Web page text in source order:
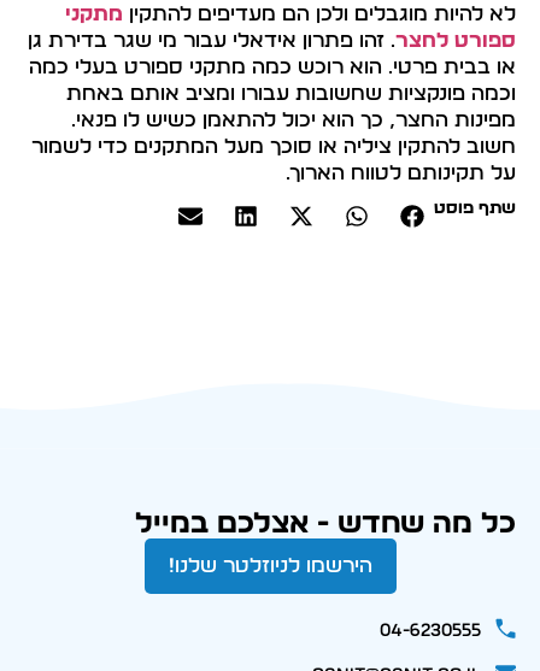
לא להיות מוגבלים ולכן הם מעדיפים להתקין מתקני
ספורט לחצר. זהו פתרון אידאלי עבור מי שגר בדירת גן
או בבית פרטי. הוא רוכש כמה מתקני ספורט בעלי כמה
וכמה פונקציות שחשובות עבורו ומציב אותם באחת
מפינות החצר, כך הוא יכול להתאמן כשיש לו פנאי.
חשוב להתקין ציליה או סוכך מעל המתקנים כדי לשמור
על תקינותם לטווח הארוך.
שתף פוסט
כל מה שחדש - אצלכם במייל
הירשמו לניוזלטר שלנו!
04-6230555